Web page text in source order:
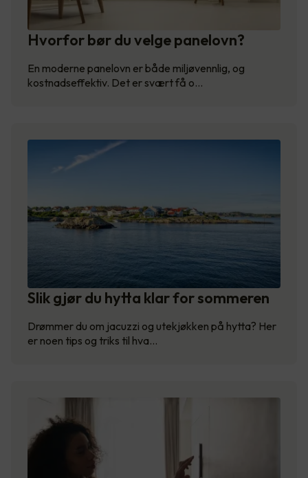
Hvorfor bør du velge panelovn?
En moderne panelovn er både miljøvennlig, og
kostnadseffektiv. Det er svært få o…
Slik gjør du hytta klar for sommeren
Drømmer du om jacuzzi og utekjøkken på hytta? Her
er noen tips og triks til hva…